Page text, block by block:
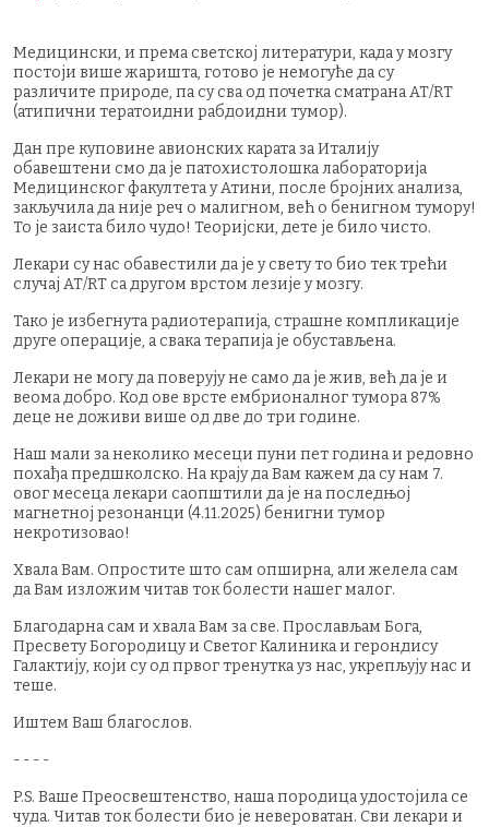
Медицински, и према светској литератури, када у мозгу
постоји више жаришта, готово је немогуће да су
различите природе, па су сва од почетка сматрана AT/RT
(атипични тератоидни рабдоидни тумор).
Дан пре куповине авионских карата за Италију
обавештени смо да је патохистолошка лабораторија
Медицинског факултета у Атини, после бројних анализа,
закључила да није реч о малигном, већ о бенигном тумору!
То је заиста било чудо! Теоријски, дете је било чисто.
Лекари су нас обавестили да је у свету то био тек трећи
случај AT/RT са другом врстом лезије у мозгу.
Тако је избегнута радиотерапија, страшне компликације
друге операције, а свака терапија је обустављена.
Лекари не могу да поверују не само да је жив, већ да је и
веома добро. Код ове врсте ембрионалног тумора 87%
деце не доживи више од две до три године.
Наш мали за неколико месеци пуни пет година и редовно
похађа предшколско. На крају да Вам кажем да су нам 7.
овог месеца лекари саопштили да је на последњој
магнетној резонанци (4.11.2025) бенигни тумор
некротизовао!
Хвала Вам. Опростите што сам опширна, али желела сам
да Вам изложим читав ток болести нашег малог.
Благодарна сам и хвала Вам за све. Прослављам Бога,
Пресвету Богородицу и Светог Калиника и герондису
Галактију, који су од првог тренутка уз нас, укрепљују нас и
теше.
Иштем Ваш благослов.
- - - -
P.S. Ваше Преосвештенство, наша породица удостојила се
чуда. Читав ток болести био је невероватан. Сви лекари и